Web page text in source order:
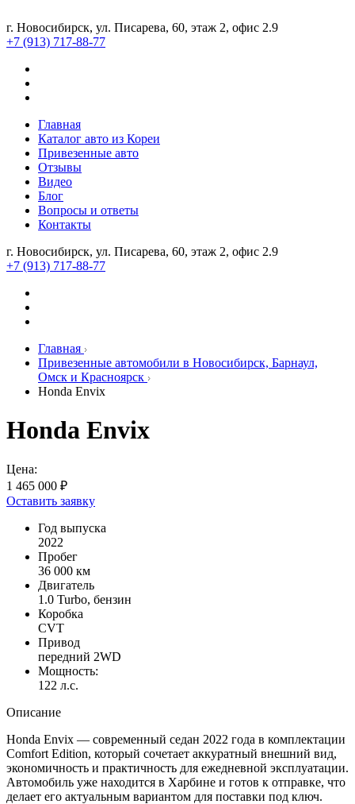
г. Новосибирск, ул. Писарева, 60, этаж 2, офис 2.9
+7 (913) 717-88-77
Главная
Каталог авто из Кореи
Привезенные авто
Отзывы
Видео
Блог
Вопросы и ответы
Контакты
г. Новосибирск, ул. Писарева, 60, этаж 2, офис 2.9
+7 (913) 717-88-77
Главная
Привезенные автомобили в Новосибирск, Барнаул,
Омск и Красноярск
Honda Envix
Honda Envix
Цена:
1 465 000 ₽
Оставить заявку
Год выпуска
2022
Пробег
36 000 км
Двигатель
1.0 Turbo, бензин
Коробка
CVT
Привод
передний 2WD
Мощность:
122 л.с.
Описание
Honda Envix — современный седан 2022 года в комплектации
Comfort Edition, который сочетает аккуратный внешний вид,
экономичность и практичность для ежедневной эксплуатации.
Автомобиль уже находится в Харбине и готов к отправке, что
делает его актуальным вариантом для поставки под ключ.